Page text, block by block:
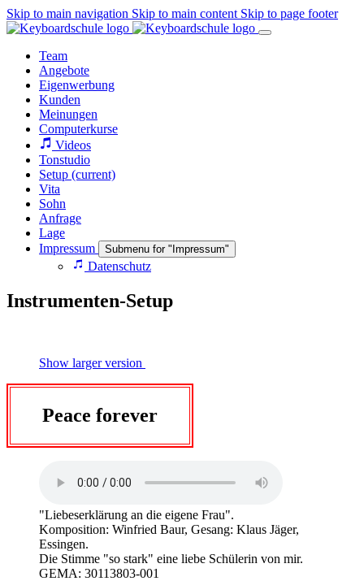
Skip to main navigation Skip to main content Skip to page footer
Team
Angebote
Eigenwerbung
Kunden
Meinungen
Computerkurse
Videos
Tonstudio
Setup (current)
Vita
Sohn
Anfrage
Lage
Impressum
Submenu for "Impressum"
Datenschutz
Instrumenten-Setup
Show larger version
Peace forever
"Liebeserklärung an die eigene Frau".
Komposition: Winfried Baur, Gesang: Klaus Jäger,
Essingen.
Die Stimme "so stark" eine liebe Schülerin von mir.
GEMA: 30113803-001